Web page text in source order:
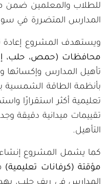
للطلاب والمعلمين ضمن
المدارس المتضررة في
ويستهدف المشروع إعادة
محافظات (حمص، حلب،
تأهيل المدارس وإكسائها
بأنظمة الطاقة الشمسية
تعليمية أكثر استقرارًا
تقييمات ميدانية دقيقة
التأهيل.
كما يشمل المشروع
مؤقتة (كرفانات تعليمية)